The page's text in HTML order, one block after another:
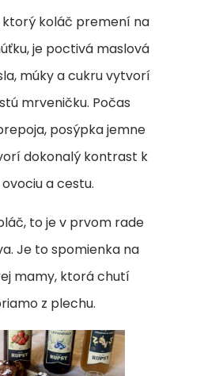
koláč premení na
je poctivá maslová
múky a cukru vytvorí
mrveničku. Počas
posýpka jemne
dokonalý kontrast k
a cestu.
to je v prvom rade
Je to spomienka na
mamy, ktorá chutí
z plechu.